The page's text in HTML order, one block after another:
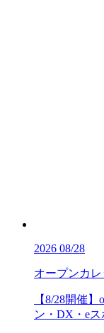
2026 08/28
オープンカレ
【8/28開催
ン・DX・eス